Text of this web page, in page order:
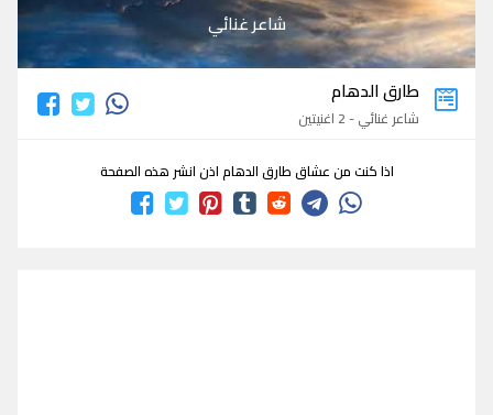
شاعر غنائي
طارق الدهام
شاعر غنائي - 2 اغنيتين
اذا كنت من عشاق طارق الدهام اذن انشر هذه الصفحة